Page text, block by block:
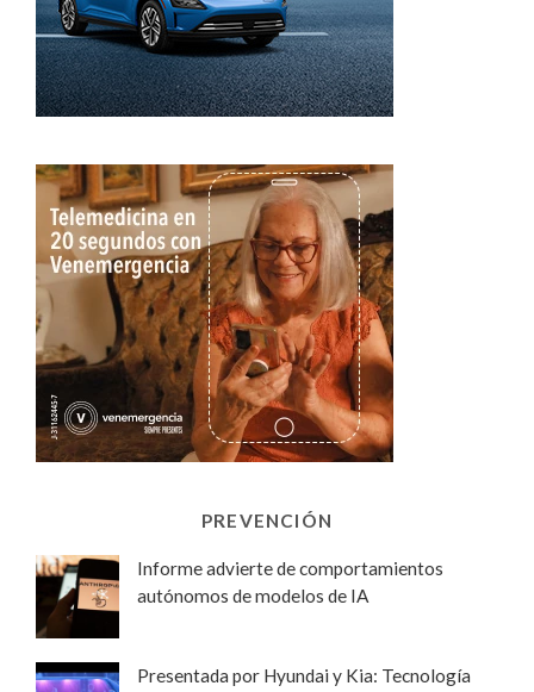
PREVENCIÓN
Informe advierte de comportamientos
autónomos de modelos de IA
Presentada por Hyundai y Kia: Tecnología